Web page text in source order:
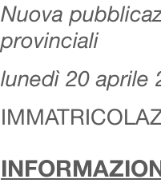
Nuova
provinciali
lunedì 20 aprile